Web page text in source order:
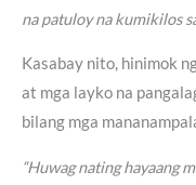
na patuloy na kumikilos
Kasabay nito, hinimok
at mga layko na
bilang mga
“Huwag nating hayaang